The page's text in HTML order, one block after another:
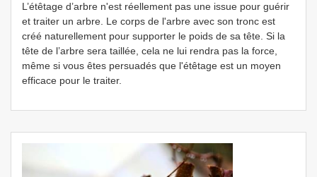
L’étêtage d’arbre n'est réellement pas une issue pour guérir
et traiter un arbre. Le corps de l'arbre avec son tronc est
créé naturellement pour supporter le poids de sa tête. Si la
tête de l’arbre sera taillée, cela ne lui rendra pas la force,
même si vous êtes persuadés que l'étêtage est un moyen
efficace pour le traiter.